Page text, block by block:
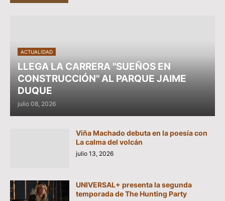
ACTUALIDAD
LLEGA LA CARRERA "SUEÑOS EN
CONSTRUCCIÓN" AL PARQUE JAIME
DUQUE
julio 08, 2026
Viña Machado debuta en la poesía con
La calma del volcán
julio 13, 2026
UNIVERSAL+ presenta la segunda
temporada de The Hunting Party